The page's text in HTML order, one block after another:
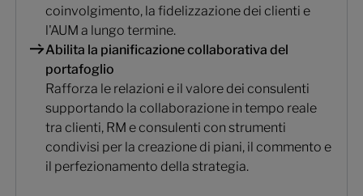
coinvolgimento, la fidelizzazione dei clienti e
l'AUM a lungo termine.
Abilita la pianificazione collaborativa del
portafoglio
Rafforza le relazioni e il valore dei consulenti
supportando la collaborazione in tempo reale
tra clienti, RM e consulenti con strumenti
condivisi per la creazione di piani, il commento e
il perfezionamento della strategia.